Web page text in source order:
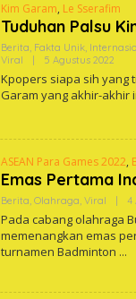
Kim Garam, Le Sserafim
Tuduhan Palsu
Berita, Fakta Unik,
Viral
5 Agustus 2022Oleh
Kpopers siapa sih yang
Garam yang akhir-akhir
ASEAN Para Games 2022,
Emas Pertama
Berita, Olahraga, Viral 4
Pada cabang olahraga
memenangkan emas
turnamen Badminton